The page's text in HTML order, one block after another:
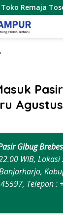
Terbaru 7 –
Gibug Brebes
WIB, Lokasi
Telepon :